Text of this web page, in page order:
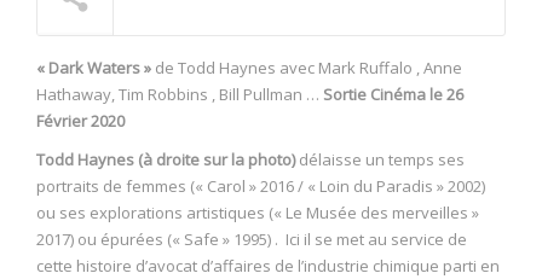
« Dark Waters » de Todd Haynes avec Mark Ruffalo , Anne
Hathaway, Tim Robbins , Bill Pullman … Sortie Cinéma le 26
Février 2020
Todd Haynes (à droite sur la photo)délaisse un temps ses
portraits de femmes (« Carol » 2016 / « Loin du Paradis » 2002)
ou ses explorations artistiques (« Le Musée des merveilles »
2017) ou épurées (« Safe » 1995) . Ici il se met au service de
cette histoire d’avocat d’affaires de l’industrie chimique parti en